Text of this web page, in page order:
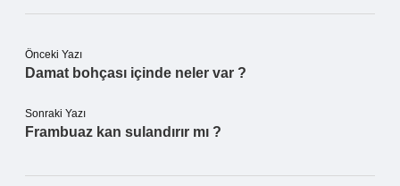
Önceki Yazı
Damat bohçası içinde neler var ?
Sonraki Yazı
Frambuaz kan sulandırır mı ?